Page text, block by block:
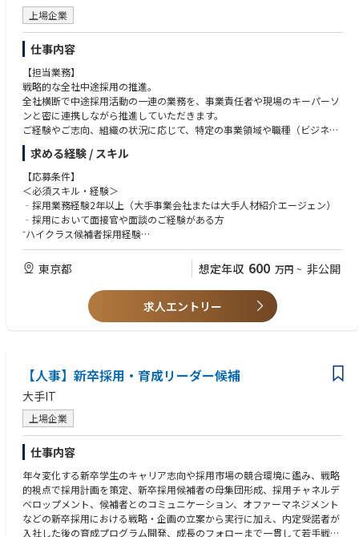
上場企業
仕事内容
【担当業務】
戦略的な全社中途採用の推進。
全社横断で中途採用活動の一連の業務を、事業責任者や現場のキーパーソ
ンと密に連携しながら推進していただきます。
ご経験やご志向、組織の状況に応じて、特定の事業領域や職種（ビジネス
サイド、IT人材など）の採用をリードする役割をアサインします。
求める経験 / スキル
【応募条件】
＜必須スキル・経験＞
‐採用業務経験2年以上（大手事業会社または大手人材紹介エージェン）
‐採用において面接官や面談のご経験がある方
⁻ハイクラス候補者採用経験
＜歓迎スキル・経験＞
‐事業会社または人材紹介会社等において中途採用における一連の業務の
‐ダイレクトリクルーティングにおける高い実績
‐全社横断的なプロジェクトの推進経験
東京都 想定年収 600 万円 ~ 非公開
求人エントリー
【人事】新卒採用・育成リーダー候補
大手IT
上場企業
仕事内容
年々変化する新卒学生のキャリア志向や採用市場の競合環境に鑑み、戦略
的視点で採用計画を策定、新卒採用候補者の母集団形成、採用チャネルデ
ベロップメント、候補者とのコミュニケーション、オファーマネジメント
などの新卒採用における戦略・企画の立案から実行に加え、内定受諾者が
入社した後の育成プログラム開発、成長のフォローまで一貫して若手戦力